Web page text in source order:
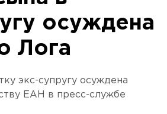
осуждена
Лога
экс-супругу осуждена
ЕАН в пресс-службе